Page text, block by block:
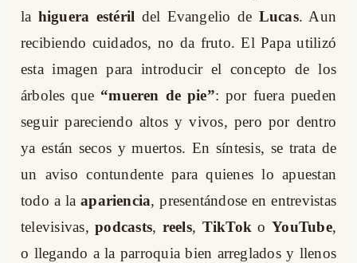
la higuera estéril del Evangelio de Lucas. Aun
recibiendo cuidados, no da fruto. El Papa utilizó
esta imagen para introducir el concepto de los
árboles que “mueren de pie”: por fuera pueden
seguir pareciendo altos y vivos, pero por dentro
ya están secos y muertos. En síntesis, se trata de
un aviso contundente para quienes lo apuestan
todo a la apariencia, presentándose en entrevistas
televisivas, podcasts, reels, TikTok o YouTube,
o llegando a la parroquia bien arreglados y llenos